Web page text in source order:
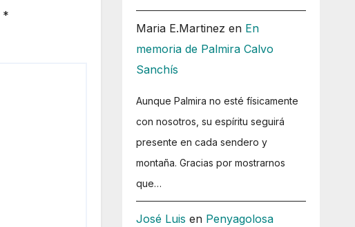
*
Maria E.Martinez en En
memoria de Palmira Calvo
Sanchís
Aunque Palmira no esté físicamente
con nosotros, su espíritu seguirá
presente en cada sendero y
montaña. Gracias por mostrarnos
que…
José Luis en Penyagolosa